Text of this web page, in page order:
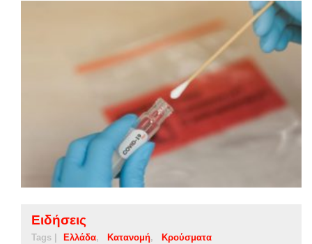
Ειδήσεις
Tags | Ελλάδα Κατανομή Κρούσματα